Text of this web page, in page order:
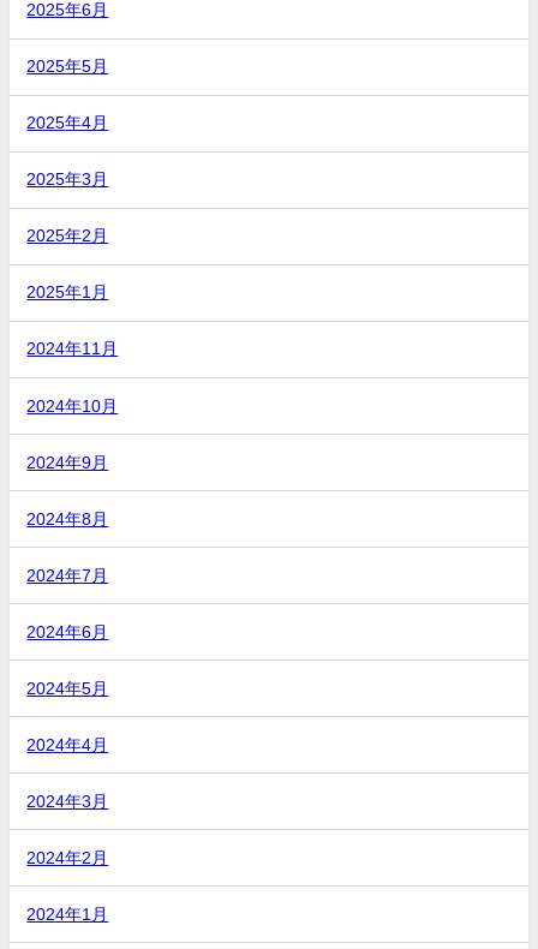
2025年6月
2025年5月
2025年4月
2025年3月
2025年2月
2025年1月
2024年11月
2024年10月
2024年9月
2024年8月
2024年7月
2024年6月
2024年5月
2024年4月
2024年3月
2024年2月
2024年1月